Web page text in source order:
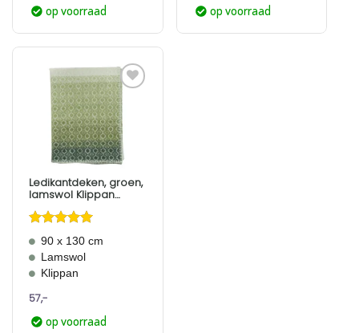
op voorraad op voorraad
Aan
verlanglijst
toevoegen
Ledikantdeken, groen,
lamswol Klippan
Gewaardeerd
5
uit 5
90 x 130 cm
Lamswol
Klippan
57,-
op voorraad